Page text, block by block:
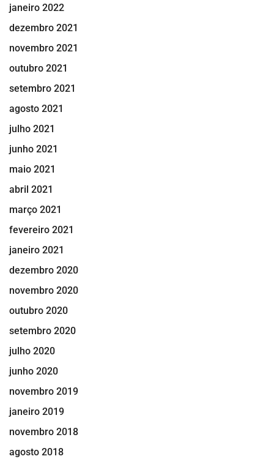
janeiro 2022
dezembro 2021
novembro 2021
outubro 2021
setembro 2021
agosto 2021
julho 2021
junho 2021
maio 2021
abril 2021
março 2021
fevereiro 2021
janeiro 2021
dezembro 2020
novembro 2020
outubro 2020
setembro 2020
julho 2020
junho 2020
novembro 2019
janeiro 2019
novembro 2018
agosto 2018